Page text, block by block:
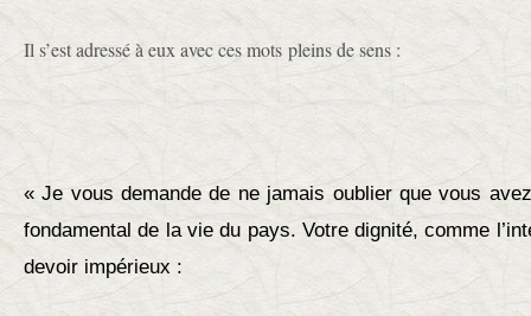
Il s’est adressé à eux avec ces mots pleins de sens :
« Je vous demande de ne jamais oublier que vous
fondamental de la vie du pays. Votre dignité, comme
devoir impérieux :